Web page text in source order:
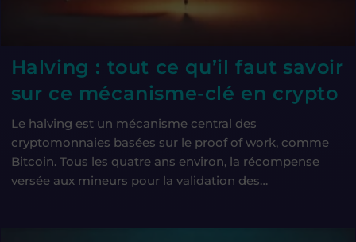
Halving : tout ce qu’il faut savoir
sur ce mécanisme-clé en crypto
Le halving est un mécanisme central des
cryptomonnaies basées sur le proof of work, comme
Bitcoin. Tous les quatre ans environ, la récompense
versée aux mineurs pour la validation des…